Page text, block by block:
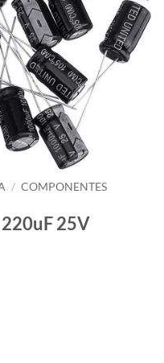
/ COMPONENTES
25V